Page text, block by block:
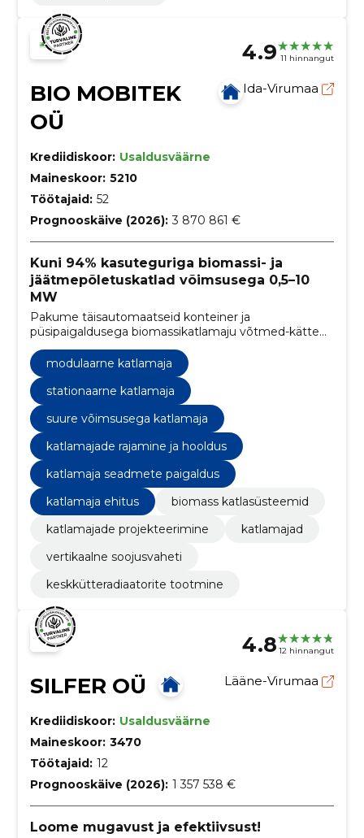
4.9 11 hinnangut
BIO MOBITEK
OÜ
Ida-Virumaa
Krediidiskoor: Usaldusväärne
Maineskoor: 5210
Töötajaid: 52
Prognooskäive (2026): 3 870 861 €
Kuni 94% kasuteguriga biomassi- ja
jäätmepõletuskatlad võimsusega 0,5–10
MW
Pakume täisautomaatseid konteiner ja
püsipaigaldusega biomassikatlamaju võtmed-kätte
modulaarne katlamaja
stationaarne katlamaja
suure võimsusega katlamaja
katlamajade rajamine ja hooldus
katlamaja seadmete paigaldus
katlamaja ehitus
biomass katlasüsteemid
katlamajade projekteerimine
katlamajad
vertikaalne soojusvaheti
keskkütteradiaatorite tootmine
4.8 12 hinnangut
SILFER OÜ Lääne-Virumaa
Krediidiskoor: Usaldusväärne
Maineskoor: 3470
Töötajaid: 12
Prognooskäive (2026): 1 357 538 €
Loome mugavust ja efektiivsust!